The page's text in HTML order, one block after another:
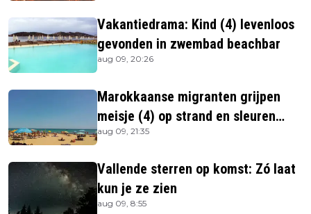
Vakantiedrama: Kind (4) levenloos
gevonden in zwembad beachbar
aug 09, 20:26
Marokkaanse migranten grijpen
meisje (4) op strand en sleuren
haar in zee
aug 09, 21:35
Vallende sterren op komst: Zó laat
kun je ze zien
aug 09, 8:55